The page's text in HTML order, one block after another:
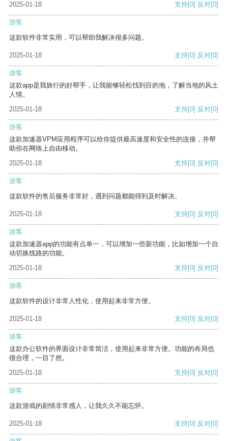
2025-01-18
支持[0] 反对[0]
游客
这款软件非常实用，可以帮助我解决很多问题。
2025-01-18 支持[0] 反对[0]
游客
这款app是我旅行的好帮手，让我能够轻松找到目的地，了解当地的风土
人情。
2025-01-18
支持[0] 反对[0]
游客
这款加速器VPM应用程序可以给你提供最高速度和安全性的连接，并帮
助你在网络上自由移动。
2025-01-18
支持[0] 反对[0]
游客
这款软件的售后服务非常好，遇到问题都能得到及时解决。
2025-01-18 支持[0] 反对[0]
游客
这款加速器app的功能有点单一，可以增加一些新功能，比如增加一个自
动切换线路的功能。
2025-01-18
支持[0] 反对[0]
游客
这款软件的设计非常人性化，使用起来非常方便。
2025-01-18 支持[0] 反对[0]
游客
这款办公软件的界面设计非常简洁，使用起来非常方便。功能的布局也
很合理，一目了然。
2025-01-18
支持[0] 反对[0]
游客
这款游戏的剧情非常感人，让我久久不能忘怀。
2025-01-18 支持[0] 反对[0]